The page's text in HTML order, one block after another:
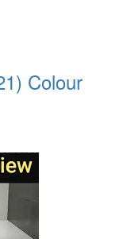
Colour